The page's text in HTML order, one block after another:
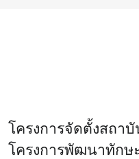
โครงการจัดตั้งสถา
โครงการพัฒนาทักษ